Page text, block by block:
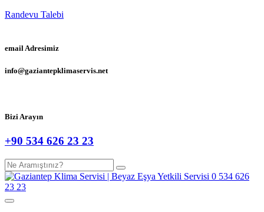
Randevu Talebi
email Adresimiz
info@gaziantepklimaservis.net
Bizi Arayın
+90 534 626 23 23